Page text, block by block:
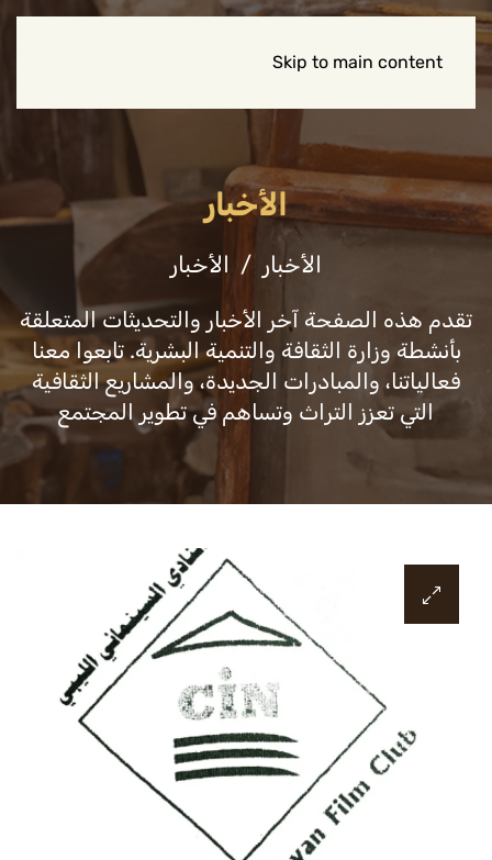
Skip to main content
الأخبار
الأخبار الأخبار
تقدم هذه الصفحة آخر الأخبار والتحديثات المتعلقة
بأنشطة وزارة الثقافة والتنمية البشرية. تابعوا معنا
فعالياتنا، والمبادرات الجديدة، والمشاريع الثقافية
التي تعزز التراث وتساهم في تطوير المجتمع